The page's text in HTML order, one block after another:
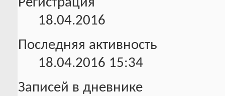
18.04.2016
Последняя активность
18.04.2016 15:34
Записей в дневнике